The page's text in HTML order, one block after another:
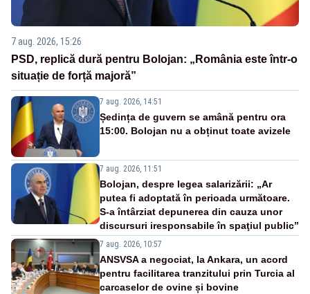
7 aug. 2026, 15:26
PSD, replică dură pentru Bolojan: „România este într-o
situație de forță majoră”
7 aug. 2026, 14:51
Ședința de guvern se amână pentru ora
15:00. Bolojan nu a obținut toate avizele
7 aug. 2026, 11:51
Bolojan, despre legea salarizării: „Ar
putea fi adoptată în perioada următoare.
S-a întârziat depunerea din cauza unor
discursuri iresponsabile în spaţiul public”
7 aug. 2026, 10:57
ANSVSA a negociat, la Ankara, un acord
pentru facilitarea tranzitului prin Turcia al
carcaselor de ovine și bovine